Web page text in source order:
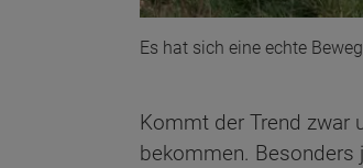
Es hat sich eine echte
Kommt der Trend zwar
bekommen. Besonders